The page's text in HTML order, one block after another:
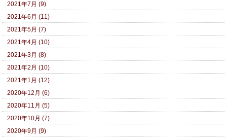
2021年7月 (9)
2021年6月 (11)
2021年5月 (7)
2021年4月 (10)
2021年3月 (8)
2021年2月 (10)
2021年1月 (12)
2020年12月 (6)
2020年11月 (5)
2020年10月 (7)
2020年9月 (9)